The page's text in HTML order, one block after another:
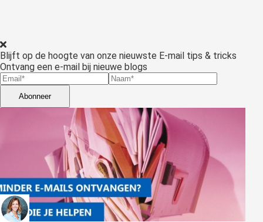
Blijft op de hoogte van onze nieuwste E-mail tips & tricks
Ontvang een e-mail bij nieuwe blogs
Abonneer